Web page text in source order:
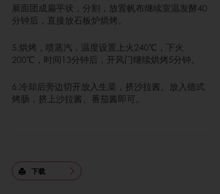
展面团成扁平状，分割，放置帆布继续室温发酵40
分钟后，直接放石板炉烘烤。
5.烘烤，喷蒸汽，温度设置上火240℃，下火
200℃，时间13分钟后，开风门继续烘烤5分钟。
6.冷却后旁边切开放入生菜，挤沙拉酱。放入德式
烤肠，挤上沙拉酱、番茄酱即可。
下载